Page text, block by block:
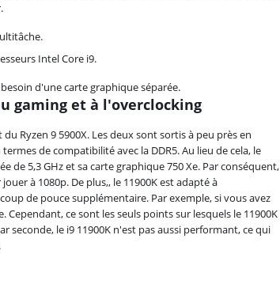
Intel Core i9.
d'une carte graphique séparée.
gaming et à l'overclocking
Ryzen 9 5900X. Les deux sont sortis à peu près en
de compatibilité avec la DDR5. Au lieu de cela, le
de 5,3 GHz et sa carte graphique 750 Xe. Par conséquent,
à 1080p. De plus,, le 11900K est adapté à
de pouce supplémentaire. Par exemple, si vous avez
ce sont les seuls points sur lesquels le 11900K
seconde, le i9 11900K n'est pas aussi performant, ce qui